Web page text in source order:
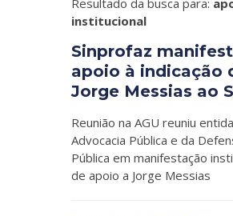
Resultado da busca para:
institucional
Sinprofaz
apoio à indicação
Jorge Messias ao
Reunião na AGU reuniu
Advocacia Pública e da
Pública em manifestação
de apoio a Jorge Messias